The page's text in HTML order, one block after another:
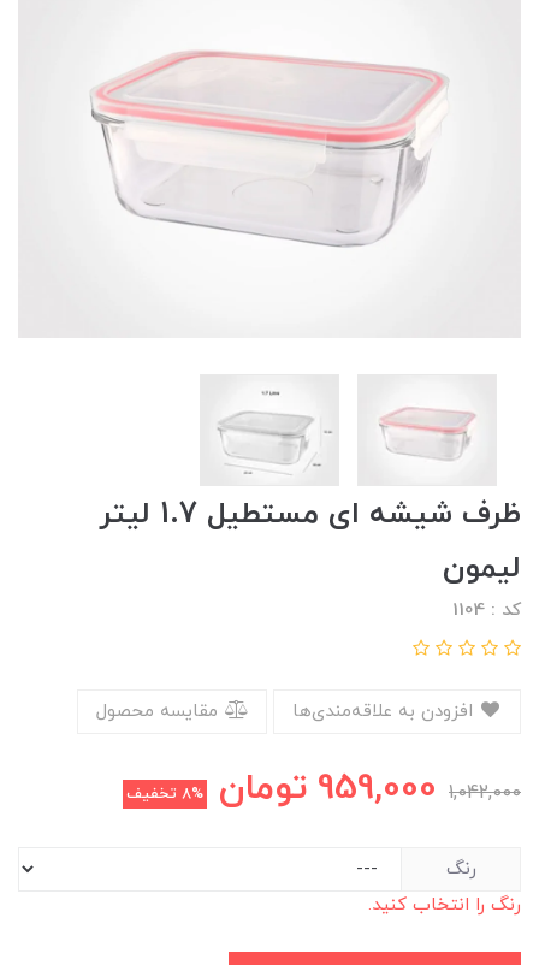
ظرف شیشه ای مستطیل 1.7 لیتر
لیمون
کد : 1104
مقایسه محصول
1,042,000
959,000 تومان 8% تخفیف
رنگ
رنگ را انتخاب کنید.